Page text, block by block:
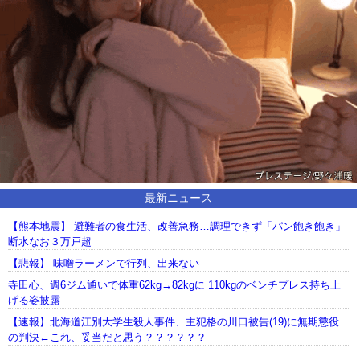
最新ニュース
【熊本地震】 避難者の食生活、改善急務…調理できず「パン飽き飽き」
断水なお３万戸超
【悲報】 味噌ラーメンで行列、出来ない
寺田心、週6ジム通いで体重62kg→82kgに 110kgのベンチプレス持ち上
げる姿披露
【速報】北海道江別大学生殺人事件、主犯格の川口被告(19)に無期懲役
の判決←これ、妥当だと思う？？？？？？